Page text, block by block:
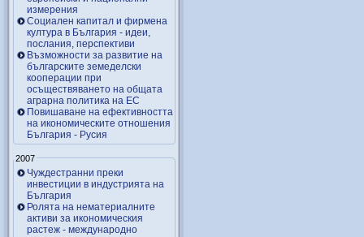
измерения
Социален капитал и фирмена
култура в България - идеи,
послания, перспективи
Възможности за развитие на
българските земеделски
кооперации при
осъществяването на общата
аграрна политика на ЕС
Повишаване на ефективността
на икономическите отношения
България - Русия
2007
Чуждестранни преки
инвестиции в индустрията на
България
Ролята на нематериалните
активи за икономическия
растеж - международно